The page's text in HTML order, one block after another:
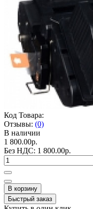
Код Товара:
Отзывы: (0)
В наличии
1 800.00р.
Без НДС: 1 800.00р.
В корзину
Быстрый заказ